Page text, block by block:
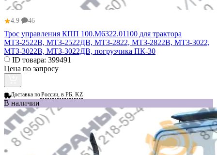
★4.9 46
Трос управления КПП 100.М6322.01100 для трактора
МТЗ-2522В, МТЗ-2522ДВ, МТЗ-2822, МТЗ-2822В, МТЗ-3022,
МТЗ-3022В, МТЗ-3022ДВ, погрузчика ПК-30
ID товара: 399491
Цена по запросу
Доставка поРоссии, в РБ, KZ
В наличии